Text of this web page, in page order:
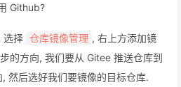
Github?
选择 仓库镜像管理 , 右上方添加镜
的方向, 我们要从 Gitee 推送仓库到
然后选好我们要镜像的目标仓库.